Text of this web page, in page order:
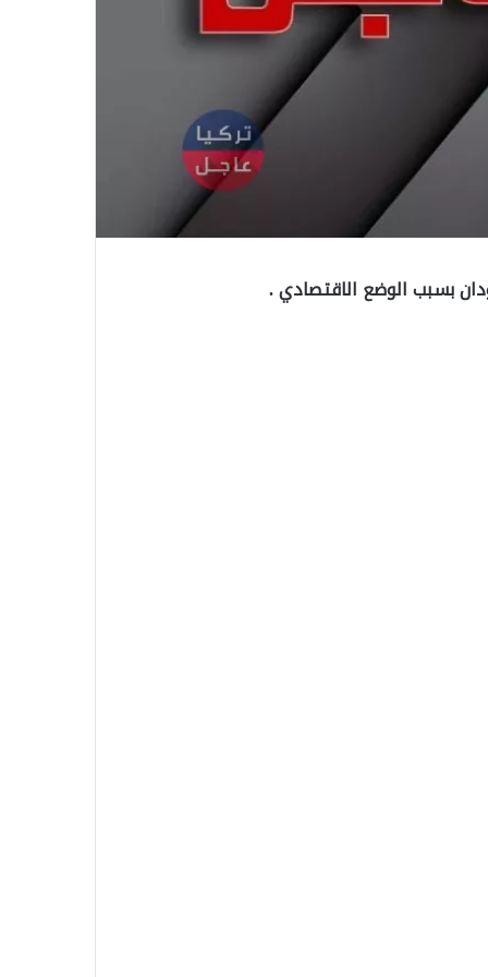
بسبب الوضع الاقتصادي .